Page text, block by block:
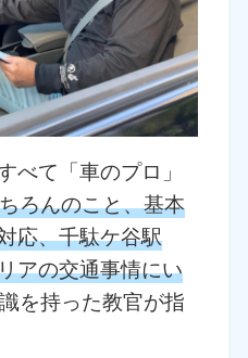
べて「車のプロ」
ろんのこと、基本
応、千駄ケ谷駅
アの交通事情にい
を持った教官が指